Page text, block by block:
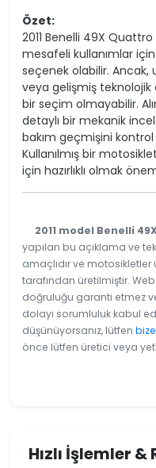
Özet:
2011 Benelli 49X
mesafeli kullanımlar
seçenek olabilir. Ancak,
veya gelişmiş teknolojik
bir seçim olmayabilir.
detaylı bir mekanik
bakım geçmişini
Kullanılmış bir
için hazırlıklı olmak
2011 model Benelli
yapılan bu açıklama ve
amaçlıdır ve
tarafından üretilmiştir.
doğruluğu garanti etmez
dolayı sorumluluk kabul
düşünüyorsanız, lütfen
önce lütfen üretici veya
Hızlı İşlemler &